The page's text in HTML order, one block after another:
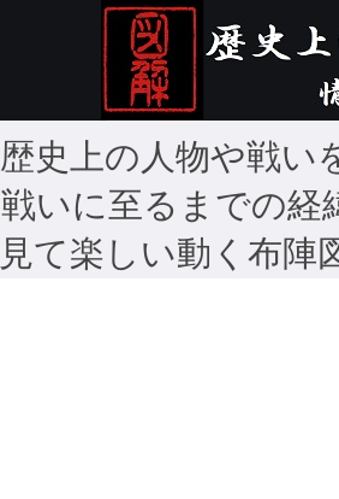
歴史上の人物や戦い
戦いに至るまでの経
見て楽しい動く布陣